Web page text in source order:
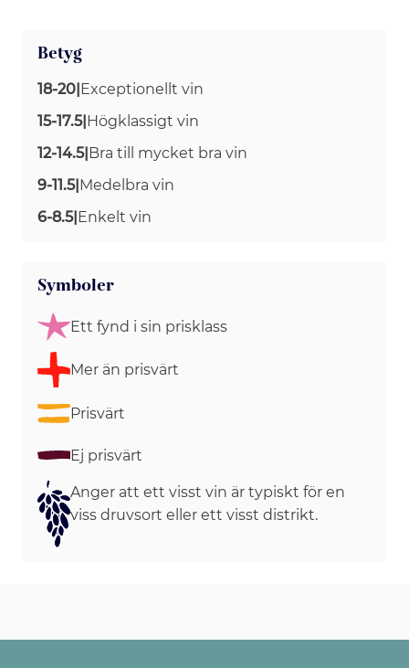
Betyg
18-20 Exceptionellt vin
15-17.5| Högklassigt vin
12-14.5| Bra till mycket bra vin
9-11.5| Medelbra vin
6-8.5| Enkelt vin
Symboler
Ett fynd i sin prisklass
Mer än prisvärt
Prisvärt
Ej prisvärt
Anger att ett visst vin är typiskt för en
viss druvsort eller ett visst distrikt.